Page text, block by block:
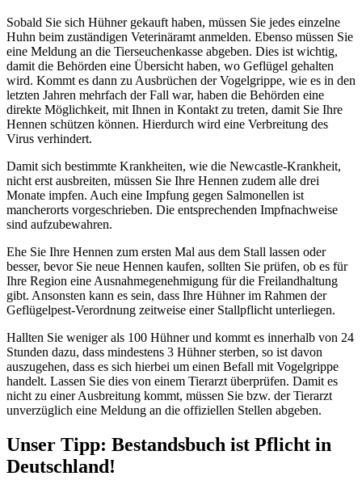
Sobald Sie sich Hühner gekauft haben, müssen Sie jedes einzelne
Huhn beim zuständigen Veterinäramt anmelden. Ebenso müssen Sie
eine Meldung an die Tierseuchenkasse abgeben. Dies ist wichtig,
damit die Behörden eine Übersicht haben, wo Geflügel gehalten
wird. Kommt es dann zu Ausbrüchen der Vogelgrippe, wie es in den
letzten Jahren mehrfach der Fall war, haben die Behörden eine
direkte Möglichkeit, mit Ihnen in Kontakt zu treten, damit Sie Ihre
Hennen schützen können. Hierdurch wird eine Verbreitung des
Virus verhindert.
Damit sich bestimmte Krankheiten, wie die Newcastle-Krankheit,
nicht erst ausbreiten, müssen Sie Ihre Hennen zudem alle drei
Monate impfen. Auch eine Impfung gegen Salmonellen ist
mancherorts vorgeschrieben. Die entsprechenden Impfnachweise
sind aufzubewahren.
Ehe Sie Ihre Hennen zum ersten Mal aus dem Stall lassen oder
besser, bevor Sie neue Hennen kaufen, sollten Sie prüfen, ob es für
Ihre Region eine Ausnahmegenehmigung für die Freilandhaltung
gibt. Ansonsten kann es sein, dass Ihre Hühner im Rahmen der
Geflügelpest-Verordnung zeitweise einer Stallpflicht unterliegen.
Hallten Sie weniger als 100 Hühner und kommt es innerhalb von 24
Stunden dazu, dass mindestens 3 Hühner sterben, so ist davon
auszugehen, dass es sich hierbei um einen Befall mit Vogelgrippe
handelt. Lassen Sie dies von einem Tierarzt überprüfen. Damit es
nicht zu einer Ausbreitung kommt, müssen Sie bzw. der Tierarzt
unverzüglich eine Meldung an die offiziellen Stellen abgeben.
Unser Tipp: Bestandsbuch ist Pflicht in
Deutschland!